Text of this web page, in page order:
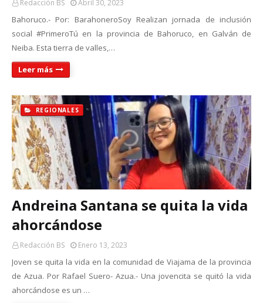
Redacción BS Abril 30, 2023
Bahoruco.- Por: BarahoneroSoy Realizan jornada de inclusión
social #PrimeroTú en la provincia de Bahoruco, en Galván de
Neiba. Esta tierra de valles,…
Leer más
REGIONALES
Andreina Santana se quita la vida
ahorcándose
Redacción BS Enero 13, 2023
Joven se quita la vida en la comunidad de Viajama de la provincia
de Azua. Por Rafael Suero- Azua.- Una jovencita se quitó la vida
ahorcándose es un …